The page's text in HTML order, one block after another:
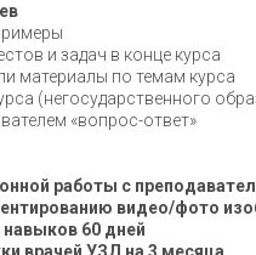
и задач в конце курса
материалы по темам курса
(негосударственного
«вопрос-ответ»
работы с
видео/фото
60 дней